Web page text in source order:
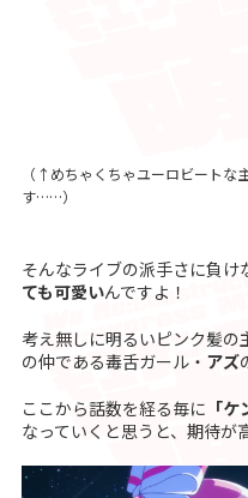
（↑めちゃくちゃユーロビートな
す……）
そんなライブの派手さに負け
ても可愛いんですよ！
考え無しに明るいピンク髪の
の仲である毒舌ガール・ アズ
ここから話数を経る毎に 「
なっていくと思うと、期待が